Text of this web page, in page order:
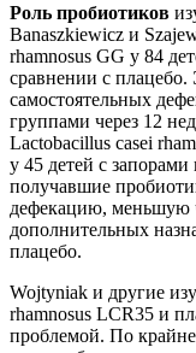
Роль пробиотиков
Banaszkiewicz и
rhamnosus GG у 84
сравнении с
самостоятельных
группами через 12
Lactobacillus casei
у 45 детей с
получавшие
дефекацию, меньшую
дополнительных
плацебо.
Wojtyniak и другие
rhamnosus LCR35 и
проблемой. По